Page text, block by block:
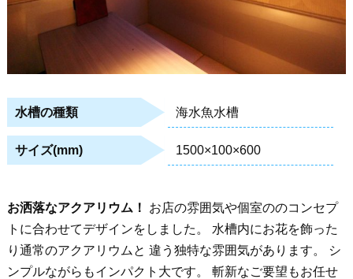
水槽の種類 海水魚水槽
サイズ(mm) 1500×100×600
お洒落なアクアリウム！
お店の雰囲気や個室ののコンセプ
トに合わせてデザインをしました。 水槽内にお花を飾った
り通常のアクアリウムと 違う独特な雰囲気があります。 シ
ンプルながらもインパクト大です。 斬新なご要望もお任せ